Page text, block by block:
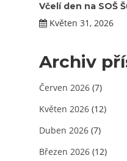
Včelí den na SOŠ
Květen 31, 2026
Archiv
Červen 2026 (7)
Květen 2026 (12)
Duben 2026 (7)
Březen 2026 (12)